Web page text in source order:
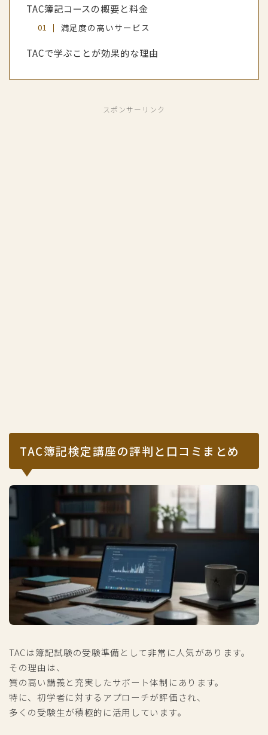
TAC簿記コースの概要と料金
満足度の高いサービス
TACで学ぶことが効果的な理由
スポンサーリンク
TAC簿記検定講座の評判と口コミまとめ
TACは簿記試験の受験準備として非常に人気があります。
その理由は、
質の高い講義と充実したサポート体制にあります。
特に、初学者に対するアプローチが評価され、
多くの受験生が積極的に活用しています。